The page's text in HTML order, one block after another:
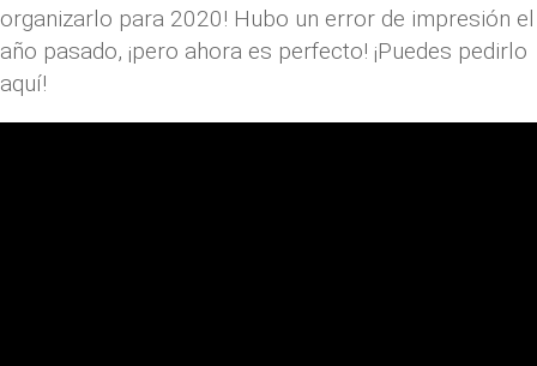
organizarlo para 2020! Hubo un error de impresión el
año pasado, ¡pero ahora es perfecto! ¡Puedes pedirlo
aquí!